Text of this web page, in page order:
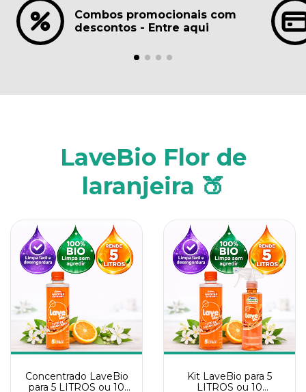
Combos promocionais com
descontos - Entre aqui
LaveBio Flor de
laranjeira 🍑
Concentrado LaveBio
para 5 LITROS ou 10
Kit LaveBio para 5
LITROS ou 10